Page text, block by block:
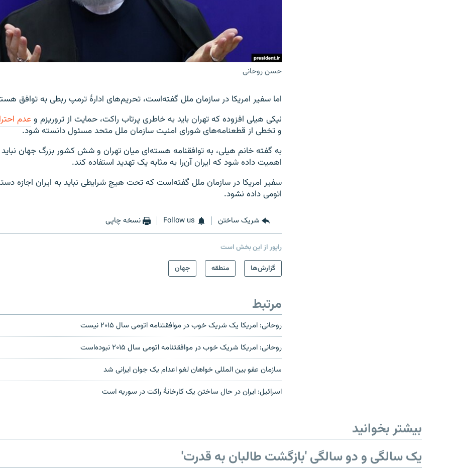
حسن روحانی
اما سفیر امریکا در سازمان ملل گفته‌است، تحریم‌های ادارۀ ترمپ ربطی به توافق
نیکی هیلی افزوده که تهران باید به خاطری پرتاب راکت، حمایت از تروریزم و عدم
و تخطی از قطعنامه‌های شورای امنیت سازمان ملل متحد مسئول دانسته شود.
به گفته خانم هیلی، به توافقنامه هسته‌ای میان تهران و شش کشور بزرگ جهان
اهمیت داده شود که ایران آن‌را به مثابه یک تهدید استفاده کند.
سفیر امریکا در سازمان ملل گفته‌است که تحت هیچ شرایطی نباید به ایران اجازه
اتومی داده نشود.
شریک ساختن Follow us نسخه چاپی
راپور از این بخش است
گزارش‌ها
منطقه جهان
مرتبط
روحانی: امریکا یک شریک خوب در موافقتنامه اتومی سال ۲۰۱۵ نیست
روحانی: امریکا شریک خوب در موافقتنامه اتومی سال ۲۰۱۵ نبوده‌است
سازمان عفو بین المللی خواهان لغو اعدام یک جوان ایرانی شد
اسرائیل: ایران در حال ساختن یک کارخانۀ راکت‌ در سوریه است
بیشتر بخوانید
یک سالگی و دو سالگی 'بازگشت طالبان به قدرت'